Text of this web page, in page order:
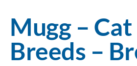
Mugg – Cat
Breeds –